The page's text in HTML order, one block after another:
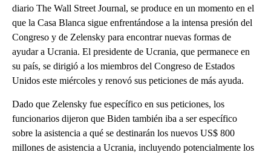
diario The Wall Street Journal, se produce en un momento en el
que la Casa Blanca sigue enfrentándose a la intensa presión del
Congreso y de Zelensky para encontrar nuevas formas de
ayudar a Ucrania. El presidente de Ucrania, que permanece en
su país, se dirigió a los miembros del Congreso de Estados
Unidos este miércoles y renovó sus peticiones de más ayuda.
Dado que Zelensky fue específico en sus peticiones, los
funcionarios dijeron que Biden también iba a ser específico
sobre la asistencia a qué se destinarán los nuevos US$ 800
millones de asistencia a Ucrania, incluyendo potencialmente los